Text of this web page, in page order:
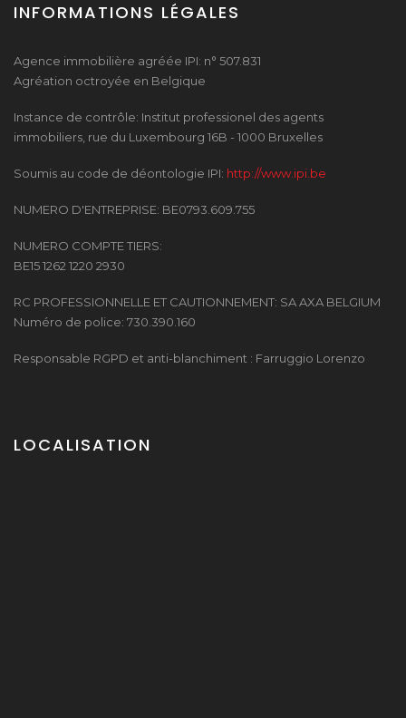
INFORMATIONS LÉGALES
Agence immobilière agréée IPI: n° 507.831
Agréation octroyée en Belgique
Instance de contrôle: Institut professionel des agents
immobiliers, rue du Luxembourg 16B - 1000 Bruxelles
Soumis au code de déontologie IPI: http://www.ipi.be
NUMERO D'ENTREPRISE: BE0793.609.755
NUMERO COMPTE TIERS:
BE15 1262 1220 2930
RC PROFESSIONNELLE ET CAUTIONNEMENT: SA AXA BELGIUM
Numéro de police: 730.390.160
Responsable RGPD et anti-blanchiment : Farruggio Lorenzo
LOCALISATION